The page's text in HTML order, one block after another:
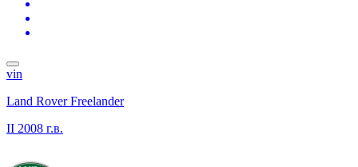
vin
Land Rover Freelander
II 2008 г.в.